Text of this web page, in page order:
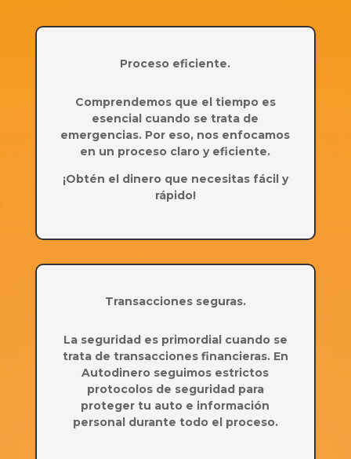
Proceso eficiente.
Comprendemos que el tiempo es
esencial cuando se trata de
emergencias. Por eso, nos enfocamos
en un proceso claro y eficiente.
¡Obtén el dinero que necesitas fácil y
rápido!
Transacciones seguras.
La seguridad es primordial cuando se
trata de transacciones financieras. En
Autodinero seguimos estrictos
protocolos de seguridad para
proteger tu auto e información
personal durante todo el proceso.